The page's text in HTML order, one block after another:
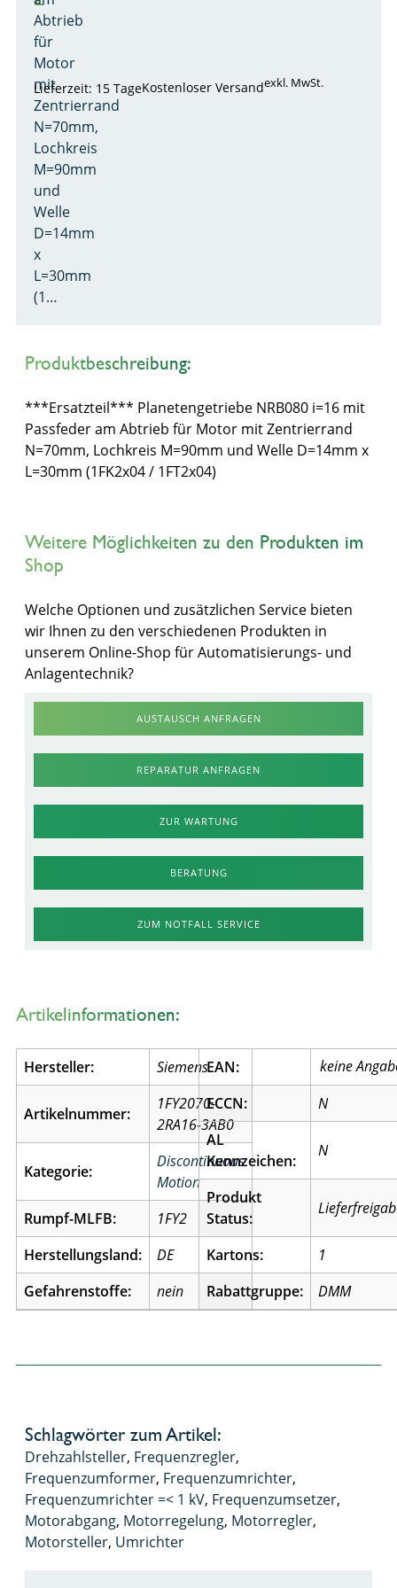
Abtrieb
für
Motor
mit
Zentrierrand
N=70mm,
Lochkreis
M=90mm
und
Welle
D=14mm
x
L=30mm
(1…
Lieferzeit: 15 TageKostenloser Versandexkl. MwSt.
Produktbeschreibung:
***Ersatzteil*** Planetengetriebe NRB080 i=16 mit
Passfeder am Abtrieb für Motor mit Zentrierrand
N=70mm, Lochkreis M=90mm und Welle D=14mm x
L=30mm (1FK2x04 / 1FT2x04)
Weitere Möglichkeiten zu den Produkten im
Shop
Welche Optionen und zusätzlichen Service bieten
wir Ihnen zu den verschiedenen Produkten in
unserem Online-Shop für Automatisierungs- und
Anlagentechnik?
AUSTAUSCH ANFRAGEN
REPARATUR ANFRAGEN
ZUR WARTUNG
BERATUNG
ZUM NOTFALL SERVICE
Artikelinformationen:
Hersteller: Siemens
Artikelnummer:
1FY2070-
2RA16-3AB0
Kategorie:
Discontinuous
Motion
Rumpf-MLFB:
1FY2
Herstellungsland:
DE
Gefahrenstoffe:
nein
EAN:
ECCN:
N
AL
Kennzeichen:
N
Produkt
Status:
Kartons:
1
Rabattgruppe:
DMM
Schlagwörter zum Artikel:
Drehzahlsteller, Frequenzregler,
Frequenzumformer, Frequenzumrichter,
Frequenzumrichter =< 1 kV, Frequenzumsetzer,
Motorabgang, Motorregelung, Motorregler,
Motorsteller, Umrichter